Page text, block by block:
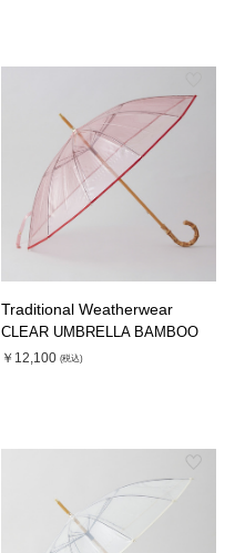
Traditional Weatherwear
CLEAR UMBRELLA BAMBOO
￥12,100 (税込)